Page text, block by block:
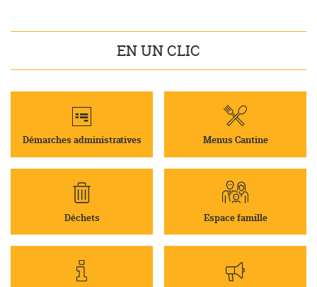
EN UN CLIC
Démarches administratives Menus Cantine
Déchets Espace famille